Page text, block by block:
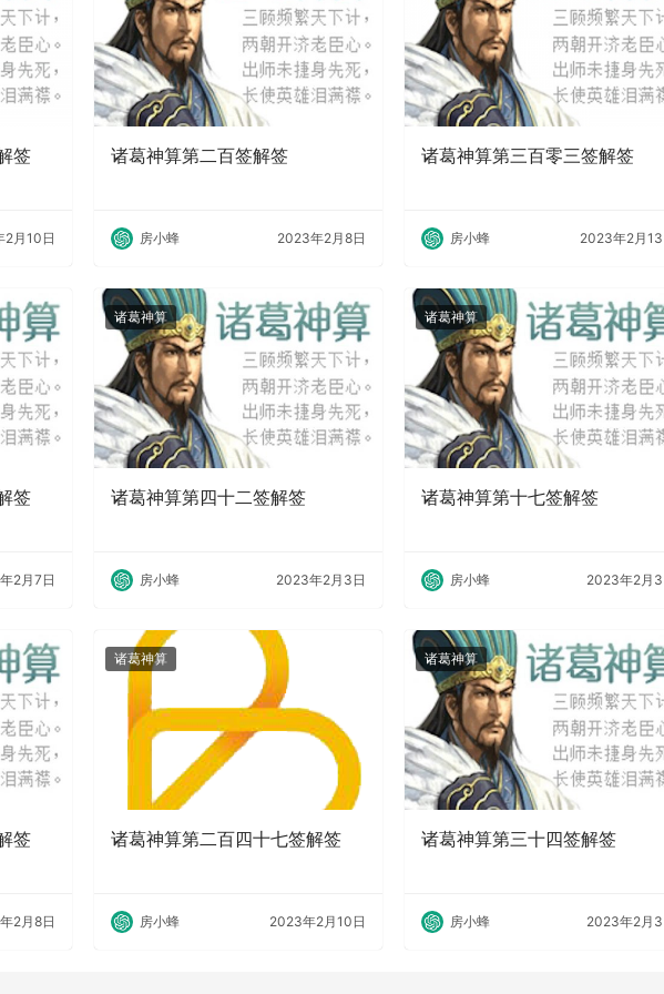
签
2月10日
诸葛神算第二百签解签
房小蜂 2023年2月8日
诸葛神算第三百零三签解签
房小蜂 2023年2月
签
2月7日
诸葛神算
诸葛神算第四十二签解签
房小蜂 2023年2月3日
诸葛神算
诸葛神算第十七签解签
房小蜂 2023年2月
签
2月8日
诸葛神算
诸葛神算第二百四十七签解签
房小蜂 2023年2月10日
诸葛神算
诸葛神算第三十四签解签
房小蜂 2023年2月